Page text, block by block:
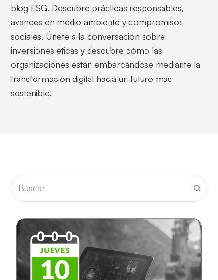
blog ESG. Descubre prácticas responsables,
avances en medio ambiente y compromisos
sociales. Únete a la conversación sobre
inversiones éticas y descubre cómo las
organizaciones están embarcándose mediante la
transformación digital hacia un futuro más
sostenible.
Buscar